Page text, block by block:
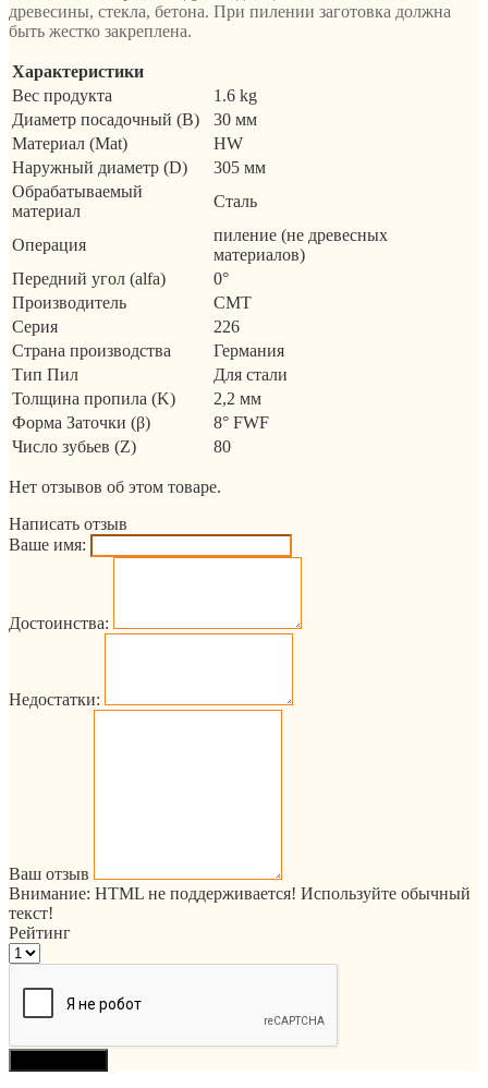
древесины, стекла, бетона. При пилении заготовка должна
быть жестко закреплена.
Характеристики
Вес продукта
1.6 kg
Диаметр посадочный (B)
30 мм
Материал (Mat)
HW
Наружный диаметр (D)
305 мм
Обрабатываемый
материал
Сталь
Операция
пиление (не древесных
материалов)
Передний угол (alfa)
0°
Производитель
CMT
Серия
226
Страна производства
Германия
Тип Пил
Для стали
Толщина пропила (K)
2,2 мм
Форма Заточки (β)
8° FWF
Число зубьев (Z)
80
Нет отзывов об этом товаре.
Написать отзыв
Ваше имя:
Достоинства:
Недостатки:
Ваш отзыв
Внимание: HTML не поддерживается! Используйте обычный
текст!
Рейтинг